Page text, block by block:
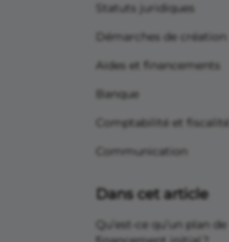
Statuts juridiques
Démarches de création
Aides et financements
Banque
Comptabilité et fiscalité
Communication
Dans cet article
Qu’est-ce qu’un plan de